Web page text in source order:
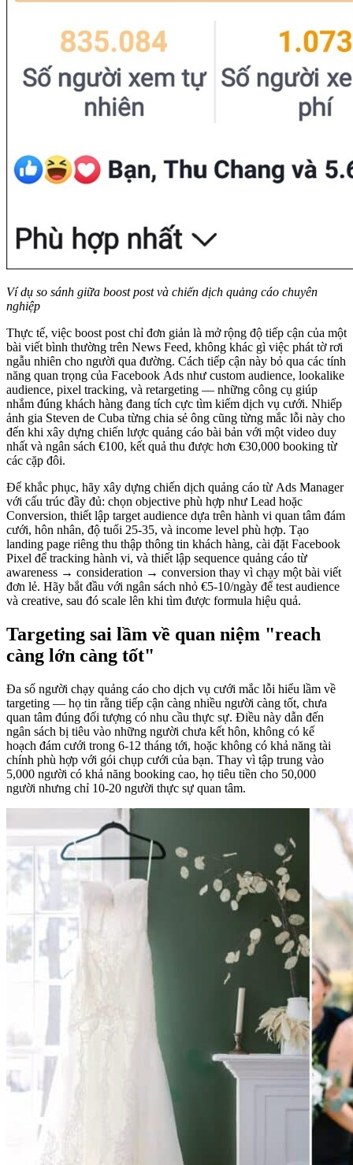
Ví dụ so sánh giữa boost post và chiến dịch quảng cáo chuyên
nghiệp
Thực tế, việc boost post chỉ đơn giản là mở rộng độ tiếp cận của một
bài viết bình thường trên News Feed, không khác gì việc phát tờ rơi
ngẫu nhiên cho người qua đường. Cách tiếp cận này bỏ qua các tính
năng quan trọng của Facebook Ads như custom audience, lookalike
audience, pixel tracking, và retargeting — những công cụ giúp
nhắm đúng khách hàng đang tích cực tìm kiếm dịch vụ cưới. Nhiếp
ảnh gia Steven de Cuba từng chia sẻ ông cũng từng mắc lỗi này cho
đến khi xây dựng chiến lược quảng cáo bài bản với một video duy
nhất và ngân sách €100, kết quả thu được hơn €30,000 booking từ
các cặp đôi.
Để khắc phục, hãy xây dựng chiến dịch quảng cáo từ Ads Manager
với cấu trúc đầy đủ: chọn objective phù hợp như Lead hoặc
Conversion, thiết lập target audience dựa trên hành vi quan tâm đám
cưới, hôn nhân, độ tuổi 25-35, và income level phù hợp. Tạo
landing page riêng thu thập thông tin khách hàng, cài đặt Facebook
Pixel để tracking hành vi, và thiết lập sequence quảng cáo từ
awareness → consideration → conversion thay vì chạy một bài viết
đơn lẻ. Hãy bắt đầu với ngân sách nhỏ €5-10/ngày để test audience
và creative, sau đó scale lên khi tìm được formula hiệu quả.
Targeting sai lầm về quan niệm "reach
càng lớn càng tốt"
Đa số người chạy quảng cáo cho dịch vụ cưới mắc lỗi hiểu lầm về
targeting — họ tin rằng tiếp cận càng nhiều người càng tốt, chưa
quan tâm đúng đối tượng có nhu cầu thực sự. Điều này dẫn đến
ngân sách bị tiêu vào những người chưa kết hôn, không có kế
hoạch đám cưới trong 6-12 tháng tới, hoặc không có khả năng tài
chính phù hợp với gói chụp cưới của bạn. Thay vì tập trung vào
5,000 người có khả năng booking cao, họ tiêu tiền cho 50,000
người nhưng chỉ 10-20 người thực sự quan tâm.